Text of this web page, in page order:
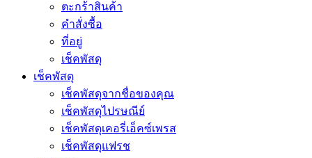
ตะกร้าสินค้า
คำสั่งซื้อ
ที่อยู่
เช็คพัสดุ
เช็คพัสดุ
เช็คพัสดุจากชื่อของคุณ
เช็คพัสดุไปรษณีย์
เช็คพัสดุเคอรี่เอ็คซ์เพรส
เช็คพัสดุแฟรช